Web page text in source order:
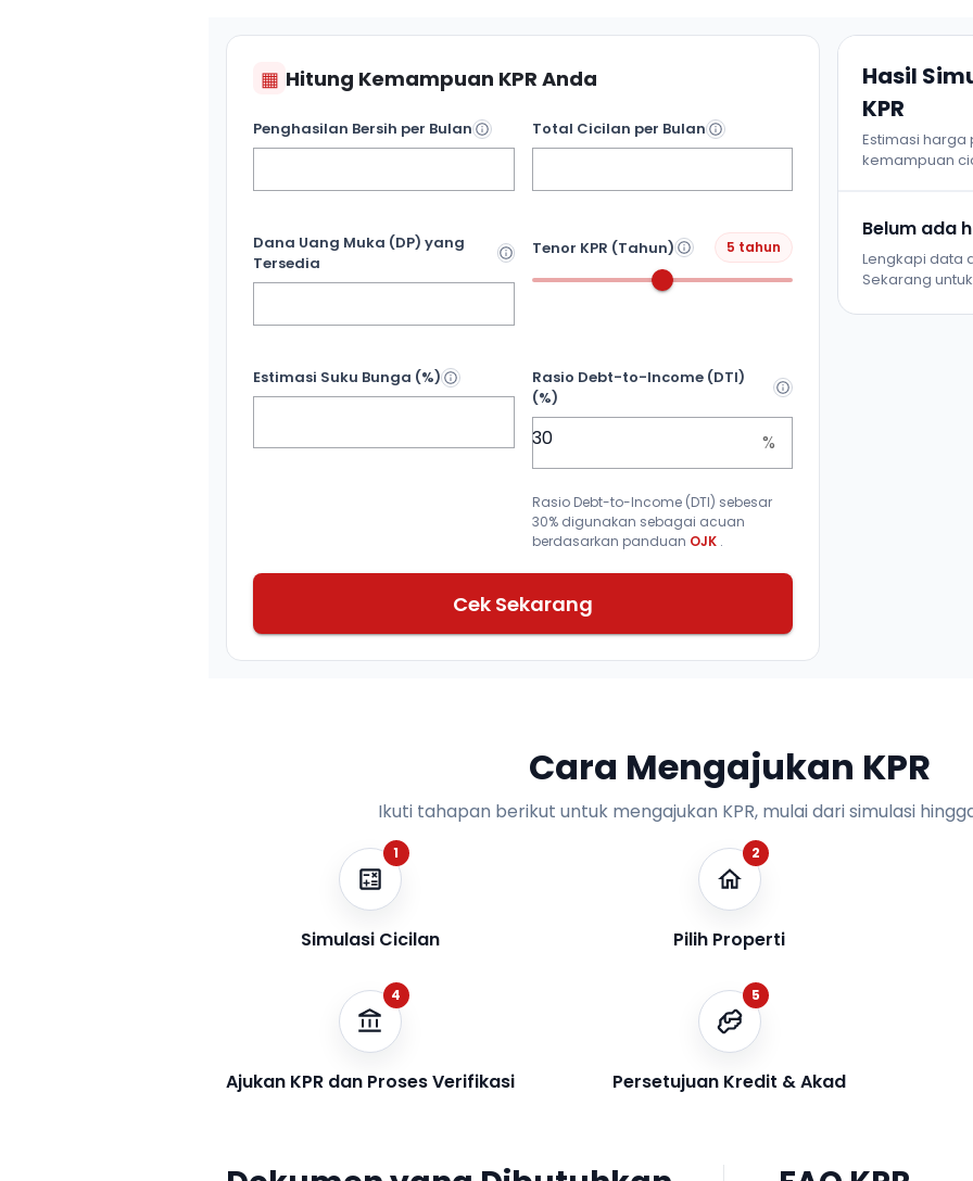
▦ Hitung Kemampuan KPR Anda
Penghasilan Bersih per Bulan Total Cicilan per Bulan
Dana Uang Muka (DP) yang
Tersedia
Tenor KPR (Tahun) 5 tahun
Estimasi Suku Bunga (%)
Rasio Debt-to-Income (DTI)
(%)
%
Rasio Debt-to-Income (DTI) sebesar
30% digunakan sebagai acuan
berdasarkan panduan OJK .
Cek Sekarang
Hasil
KPR
Estimasi
kemampuan
Belum ada
Lengkapi data
Sekarang
Cara Mengajukan KPR
Ikuti tahapan berikut untuk mengajukan KPR, mulai dari simulasi
1
Simulasi Cicilan
2
Pilih Properti
4
Ajukan KPR dan Proses Verifikasi
5
Persetujuan Kredit & Akad